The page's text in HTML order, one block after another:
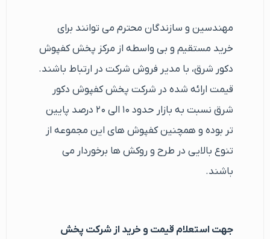
مهندسین و سازندگان محترم می توانند برای
خرید مستقیم و بی واسطه از مرکز پخش کفپوش
دکور شرق، با مدیر فروش شرکت در ارتباط باشند.
قیمت ارائه شده در شرکت پخش کفپوش دکور
شرق نسبت به بازار حدود ۱۰ الی ۲۰ درصد پایین
تر بوده و همچنین کفپوش های این مجموعه از
تنوع بالایی در طرح و روکش ها برخوردار می
باشند.
جهت استعلام قیمت و خرید از شرکت پخش